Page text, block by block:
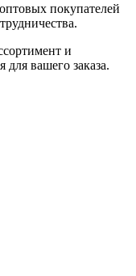
покупателей
и
вашего заказа.